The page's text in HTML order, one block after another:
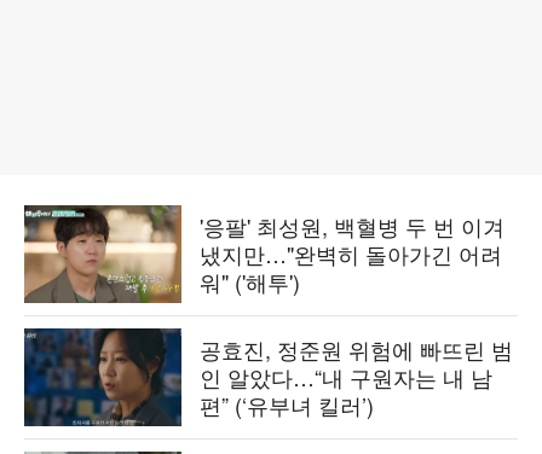
'응팔' 최성원, 백혈병 두 번 이겨
냈지만…"완벽히 돌아가긴 어려
워" ('해투')
공효진, 정준원 위험에 빠뜨린 범
인 알았다…“내 구원자는 내 남
편” (‘유부녀 킬러’)